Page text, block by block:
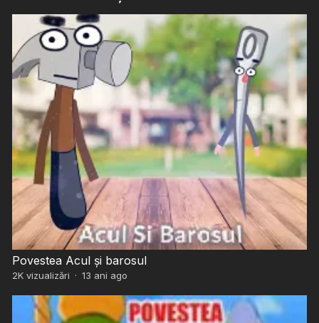
Povestea Acul şi barosul
2Kvizualizări · 13 ani ago